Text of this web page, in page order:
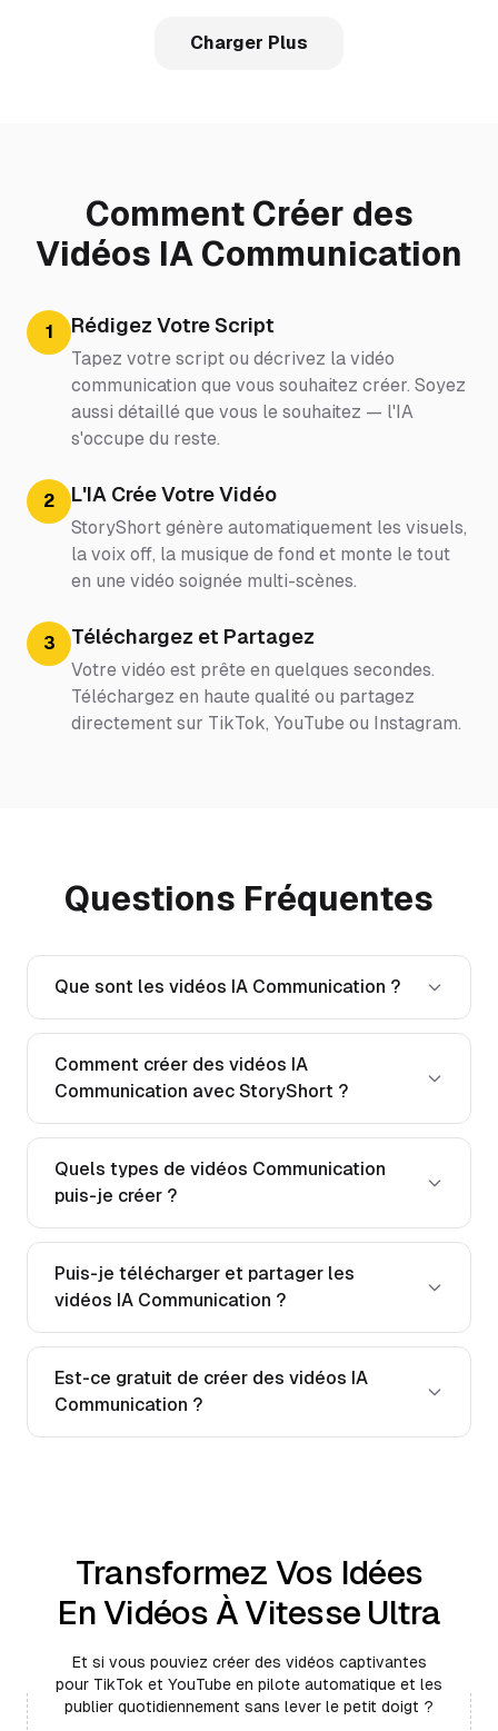
Charger Plus
Comment Créer des
Vidéos IA Communication
1 Rédigez Votre Script
Tapez votre script ou décrivez la vidéo
communication que vous souhaitez créer. Soyez
aussi détaillé que vous le souhaitez — l'IA
s'occupe du reste.
2 L'IA Crée Votre Vidéo
StoryShort génère automatiquement les visuels,
la voix off, la musique de fond et monte le tout
en une vidéo soignée multi-scènes.
3 Téléchargez et Partagez
Votre vidéo est prête en quelques secondes.
Téléchargez en haute qualité ou partagez
directement sur TikTok, YouTube ou Instagram.
Questions Fréquentes
Que sont les vidéos IA Communication ?
Comment créer des vidéos IA
Communication avec StoryShort ?
Quels types de vidéos Communication
puis-je créer ?
Puis-je télécharger et partager les
vidéos IA Communication ?
Est-ce gratuit de créer des vidéos IA
Communication ?
Transformez Vos Idées
En Vidéos À Vitesse Ultra
Et si vous pouviez créer des vidéos captivantes
pour TikTok et YouTube en pilote automatique et les
publier quotidiennement sans lever le petit doigt ?